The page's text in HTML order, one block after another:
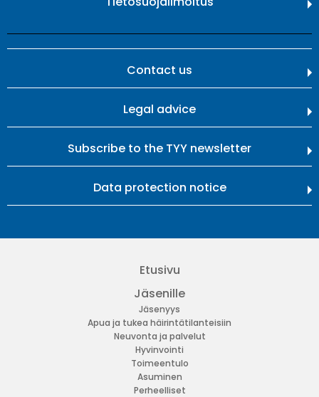
Contact us
Legal advice
Subscribe to the TYY newsletter
Data protection notice
Etusivu
Jäsenille
Jäsenyys
Apua ja tukea häirintätilanteisiin
Neuvonta ja palvelut
Hyvinvointi
Toimeentulo
Asuminen
Perheelliset